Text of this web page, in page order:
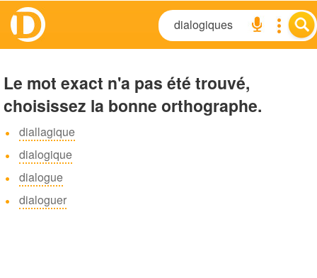
Le mot exact n'a pas été trouvé,
choisissez la bonne orthographe.
diallagique
dialogique
dialogue
dialoguer